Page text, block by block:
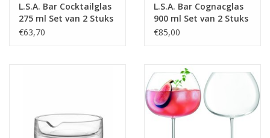
L.S.A. Bar Cocktailglas
275 ml Set van 2 Stuks
€63,70
L.S.A. Bar Cognacglas
900 ml Set van 2 Stuks
€85,00